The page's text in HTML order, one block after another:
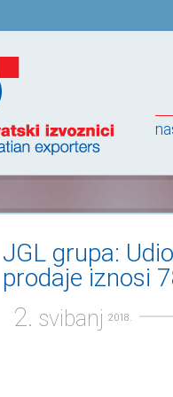
JGL grupa:
prodaje iznosi
2. svibanj 2018.